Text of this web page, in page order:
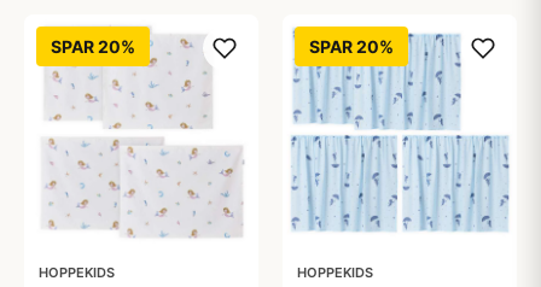
SPAR 20%
HOPPEKIDS
SPAR 20%
HOPPEKIDS